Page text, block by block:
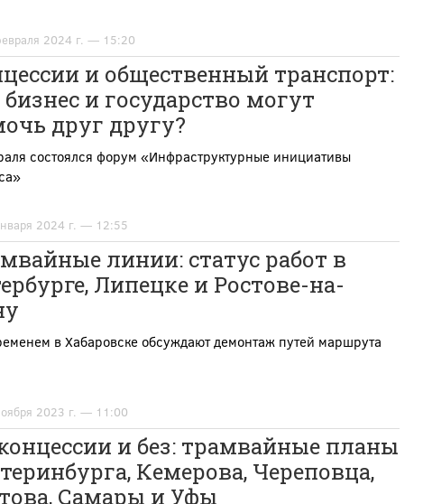
2024 г. — 15:20
и общественный транспорт:
бизнес и государство могут
друг другу?
состоялся форум «Инфраструктурные инициативы
2024 г. — 12:55
линии: статус работ в
Липецке и Ростове-на-
в Хабаровске обсуждают демонтаж путей маршрута
2023 г. — 11:00
и без: трамвайные планы
Кемерова, Череповца,
Самары и Уфы